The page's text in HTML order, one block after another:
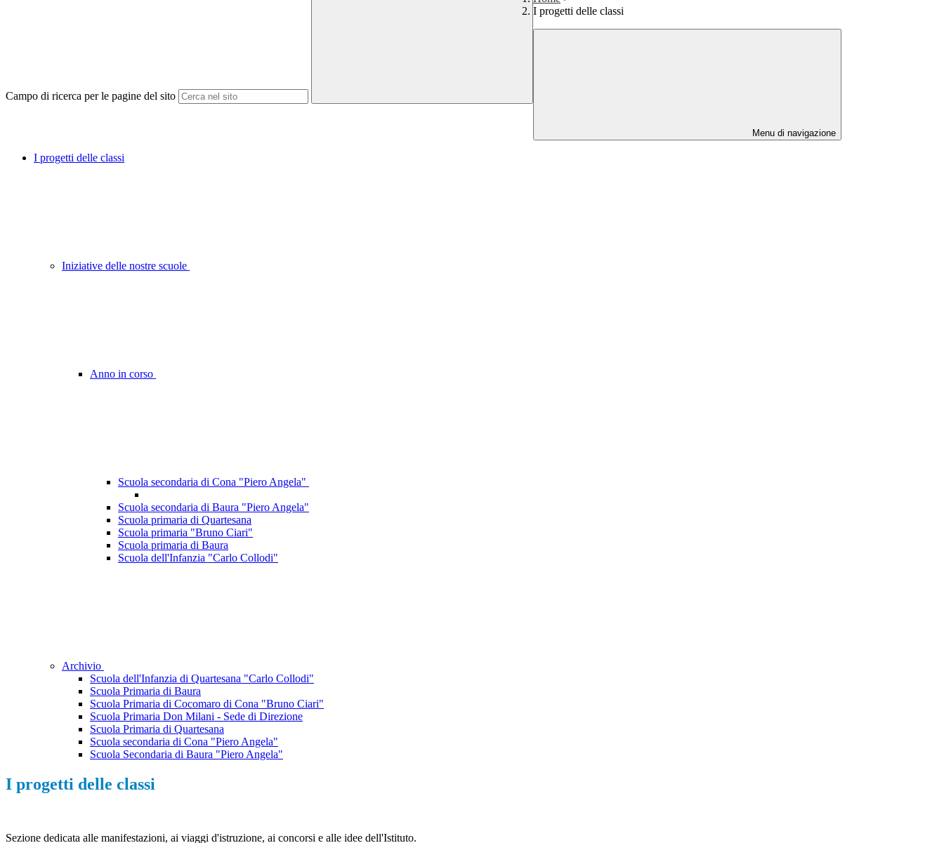
Campo di ricerca per le pagine del sito
I progetti delle classi
Menu di navigazione
I progetti delle classi
Iniziative delle nostre scuole
Anno in corso
Scuola secondaria di Cona "Piero Angela"
Scuola secondaria di Baura "Piero Angela"
Scuola primaria di Quartesana
Scuola primaria "Bruno Ciari"
Scuola primaria di Baura
Scuola dell'Infanzia "Carlo Collodi"
Archivio
Scuola dell'Infanzia di Quartesana "Carlo Collodi"
Scuola Primaria di Baura
Scuola Primaria di Cocomaro di Cona "Bruno Ciari"
Scuola Primaria Don Milani - Sede di Direzione
Scuola Primaria di Quartesana
Scuola secondaria di Cona "Piero Angela"
Scuola Secondaria di Baura "Piero Angela"
I progetti delle classi
Sezione dedicata alle manifestazioni, ai viaggi d'istruzione, ai concorsi e alle idee dell'Istituto.